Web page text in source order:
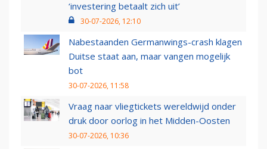
‘investering betaalt zich uit’
30-07-2026, 12:10
Nabestaanden Germanwings-crash klagen
Duitse staat aan, maar vangen mogelijk
bot
30-07-2026, 11:58
Vraag naar vliegtickets wereldwijd onder
druk door oorlog in het Midden-Oosten
30-07-2026, 10:36